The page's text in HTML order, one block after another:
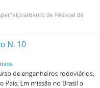
de Pessoal de
N. 10
de engenheiros rodoviários;
País; Em missão no Brasil o